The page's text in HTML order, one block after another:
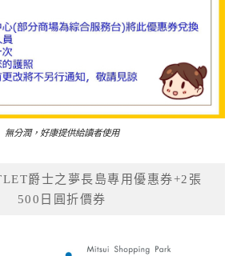
無分潤，好康提供給讀者使用
爵士之夢長島專用優惠券+2張
500日圓折價券